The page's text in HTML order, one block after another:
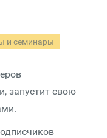
и семинары
запустит свою